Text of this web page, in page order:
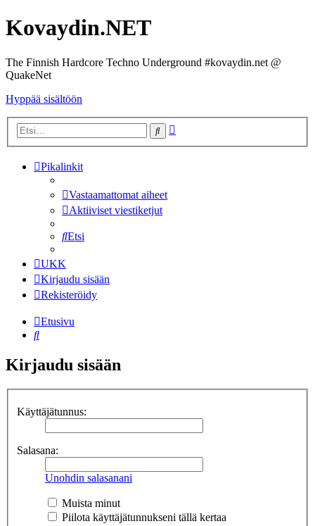
Kovaydin.NET
The Finnish Hardcore Techno Underground #kovaydin.net @
QuakeNet
Hyppää sisältöön
Etsi
Pikalinkit
Vastaamattomat aiheet
Aktiiviset viestiketjut
Etsi
UKK
Kirjaudu sisään
Rekisteröidy
Etusivu
Etsi
Kirjaudu sisään
Käyttäjätunnus:
Salasana:
Unohdin salasanani
Muista minut
Piilota käyttäjätunnukseni tällä kertaa